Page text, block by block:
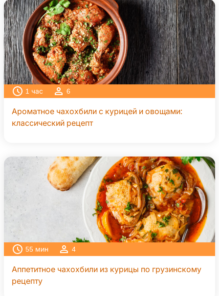
1 час 6
Ароматное чахохбили с курицей и овощами:
классический рецепт
55 мин 4
Аппетитное чахохбили из курицы по грузинскому
рецепту